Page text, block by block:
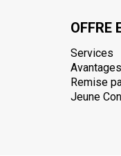
OFFRE
Services
Remise
Jeune